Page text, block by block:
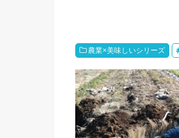
農業×美味しいシリーズ